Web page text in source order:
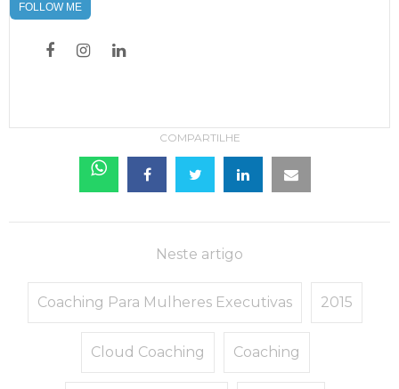
FOLLOW ME
COMPARTILHE
Neste artigo
Coaching Para Mulheres Executivas 2015
Cloud Coaching Coaching